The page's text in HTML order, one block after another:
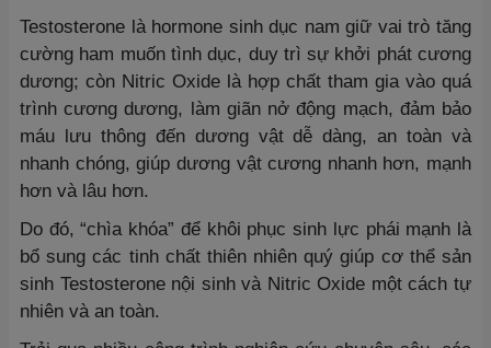
Testosterone là hormone sinh dục nam giữ vai trò tăng
cường ham muốn tình dục, duy trì sự khởi phát cương
dương; còn Nitric Oxide là hợp chất tham gia vào quá
trình cương dương, làm giãn nở động mạch, đảm bảo
máu lưu thông đến dương vật dễ dàng, an toàn và
nhanh chóng, giúp dương vật cương nhanh hơn, mạnh
hơn và lâu hơn.
Do đó, “chìa khóa” để khôi phục sinh lực phái mạnh là
bổ sung các tinh chất thiên nhiên quý giúp cơ thể sản
sinh Testosterone nội sinh và Nitric Oxide một cách tự
nhiên và an toàn.